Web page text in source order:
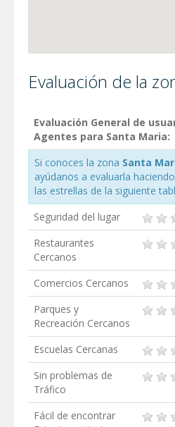
Evaluación de la
Evaluación General de
Agentes para Santa Maria:
Si conoces la zona Santa
ayúdanos a evaluarla
las estrellas de la siguiente
Seguridad del lugar
Restaurantes
Cercanos
Comercios Cercanos
Parques y
Recreación Cercanos
Escuelas Cercanas
Sin problemas de
Tráfico
Fácil de encontrar